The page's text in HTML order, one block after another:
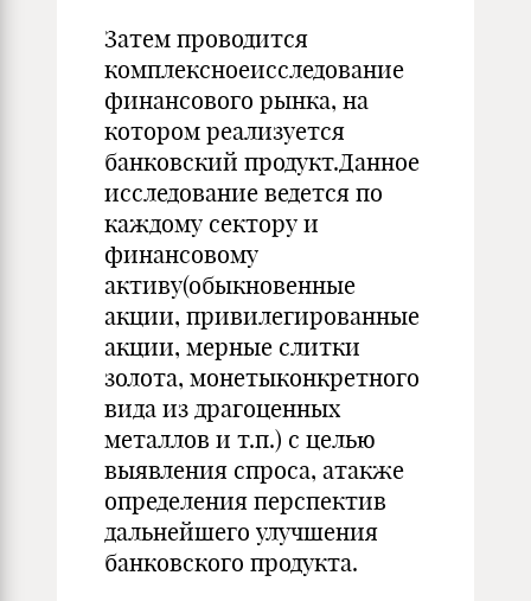
Затем проводится
комплексноеисследование
финансового рынка, на
котором реализуется
банковский продукт.Данное
исследование ведется по
каждому сектору и
финансовому
активу(обыкновенные
акции, привилегированные
акции, мерные слитки
золота, монетыконкретного
вида из драгоценных
металлов и т.п.) с целью
выявления спроса, атакже
определения перспектив
дальнейшего улучшения
банковского продукта.